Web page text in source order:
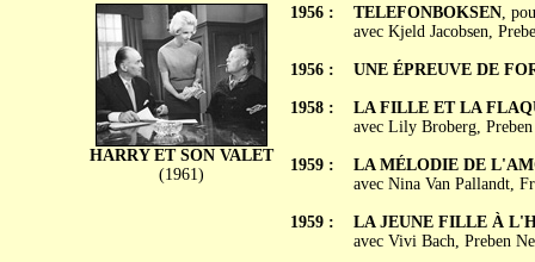
HARRY ET SON VALET
(1961)
1956 :
1956 :
1958 :
1959 :
1959 :
TELEFONBOKSEN,
avec Kjeld Jacobsen,
UNE ÉPREUVE DE
LA FILLE ET LA
avec Lily Broberg,
LA MÉLODIE DE
avec Nina Van Pallandt,
LA JEUNE FILLE À
avec Vivi Bach, Preben